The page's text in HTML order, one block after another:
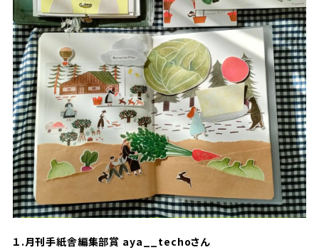
１.月刊手紙舎編集部賞 aya__techoさん